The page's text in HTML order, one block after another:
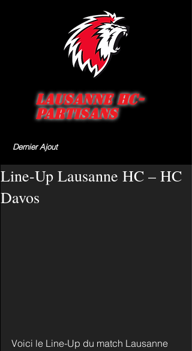
Lausanne HC-
Partisans
Dernier Ajout
Line-Up Lausanne HC – HC
Davos
Voici le Line-Up du match Lausanne